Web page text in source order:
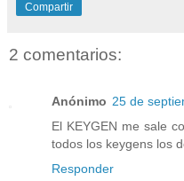
Compartir
2 comentarios:
Anónimo 25 de
El KEYGEN me sale
todos los keygens los
Responder